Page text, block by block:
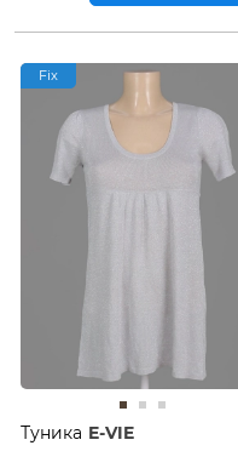
Fix
Туника E-VIE